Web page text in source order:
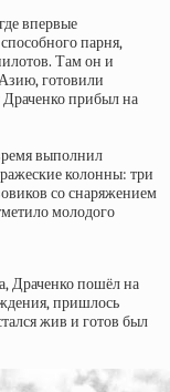
впервые
парня,
Там он и
готовили
Драченко прибыл на
выполнил
колонны: три
со снаряжением
молодого
Драченко пошёл на
пришлось
жив и готов был